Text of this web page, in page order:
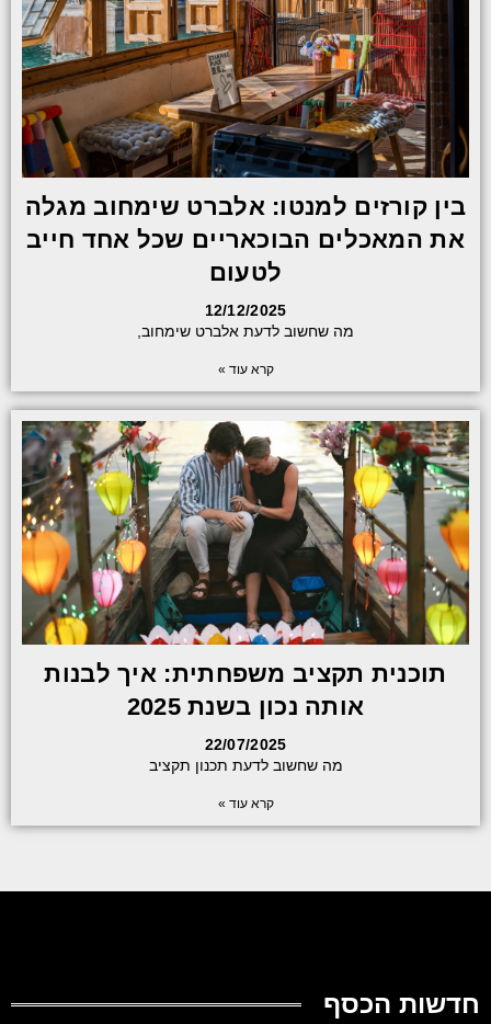
בין קורזים למנטו: אלברט שימחוב מגלה
את המאכלים הבוכאריים שכל אחד חייב
לטעום
12/12/2025
מה שחשוב לדעת אלברט שימחוב,
קרא עוד »
תוכנית תקציב משפחתית: איך לבנות
אותה נכון בשנת 2025
22/07/2025
מה שחשוב לדעת תכנון תקציב
קרא עוד »
חדשות הכסף